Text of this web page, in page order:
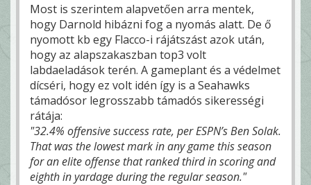
Most is szerintem alapvetően arra mentek,
hogy Darnold hibázni fog a nyomás alatt. De ő
nyomott kb egy Flacco-i rájátszást azok után,
hogy az alapszakaszban top3 volt
labdaeladások terén. A gameplant és a védelmet
dícséri, hogy ez volt idén így is a Seahawks
támadósor legrosszabb támadós sikerességi
rátája:
"32.4% offensive success rate, per ESPN’s Ben Solak.
That was the lowest mark in any game this season
for an elite offense that ranked third in scoring and
eighth in yardage during the regular season."